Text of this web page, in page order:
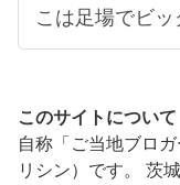
こは足場でビッ
このサイトについて
自称「ご当地ブロ
リシン）です。 茨